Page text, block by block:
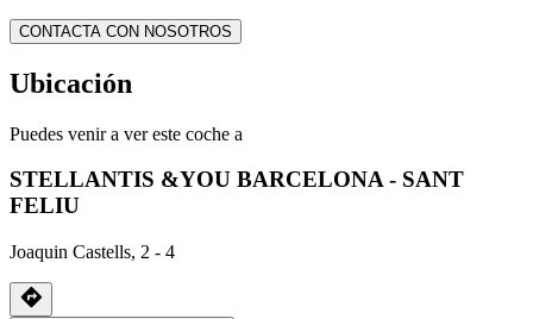
CONTACTA CON NOSOTROS
Ubicación
Puedes venir a ver este coche a
STELLANTIS &YOU BARCELONA - SANT
FELIU
Joaquin Castells, 2 - 4